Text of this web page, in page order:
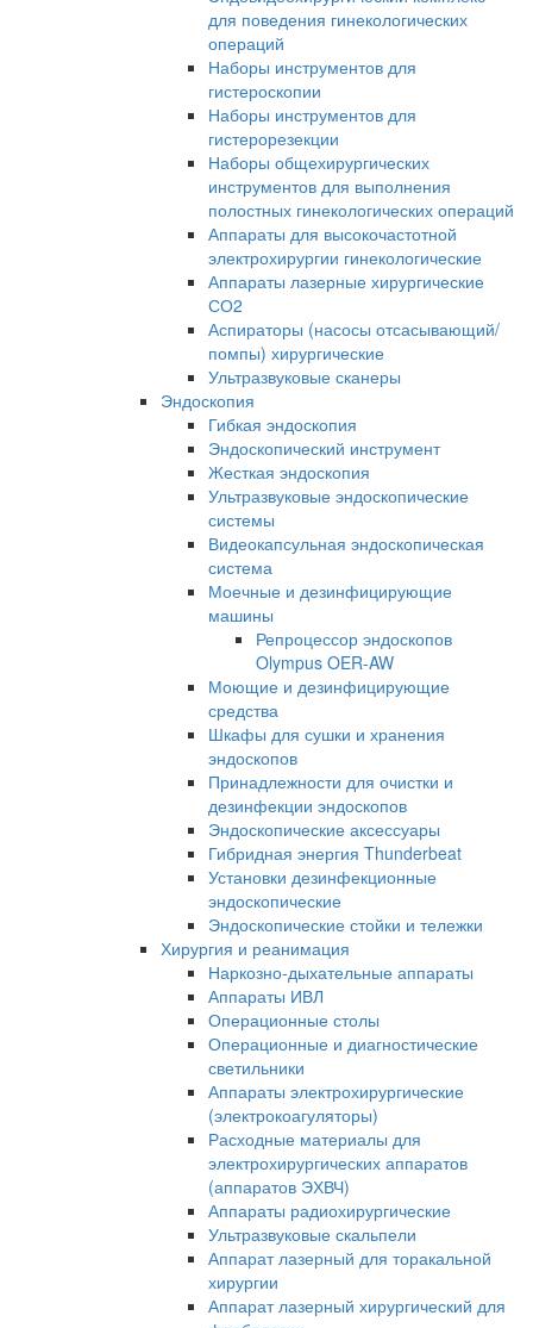
для поведения гинекологических
операций
Наборы инструментов для
гистероскопии
Наборы инструментов для
гистерорезекции
Наборы общехирургических
инструментов для выполнения
полостных гинекологических операций
Аппараты для высокочастотной
электрохирургии гинекологические
Аппараты лазерные хирургические
СО2
Аспираторы (насосы отсасывающий/
помпы) хирургические
Ультразвуковые сканеры
Эндоскопия
Гибкая эндоскопия
Эндоскопический инструмент
Жесткая эндоскопия
Ультразвуковые эндоскопические
системы
Видеокапсульная эндоскопическая
система
Моечные и дезинфицирующие
машины
Репроцессор эндоскопов
Olympus OER-AW
Моющие и дезинфицирующие
средства
Шкафы для сушки и хранения
эндоскопов
Принадлежности для очистки и
дезинфекции эндоскопов
Эндоскопические аксессуары
Гибридная энергия Thunderbeat
Установки дезинфекционные
эндоскопические
Эндоскопические стойки и тележки
Хирургия и реанимация
Наркозно-дыхательные аппараты
Аппараты ИВЛ
Операционные столы
Операционные и диагностические
светильники
Аппараты электрохирургические
(электрокоагуляторы)
Расходные материалы для
электрохирургических аппаратов
(аппаратов ЭХВЧ)
Аппараты радиохирургические
Ультразвуковые скальпели
Аппарат лазерный для торакальной
хирургии
Аппарат лазерный хирургический для